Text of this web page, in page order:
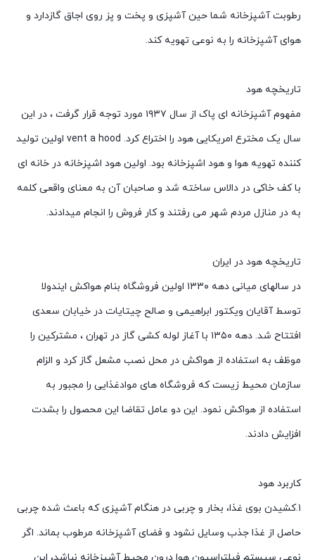
رطوبت آشپزخانه شما حین آشپزی و پخت و پز روی اجاق گازدارد و
هوای آشپزخانه را به نوعی تهویه کند.
تاریخچه هود
مفهوم آشپزخانه ای پاک از سال ۱۹۳۷ مورد توجه قرار گرفت ، در این
سال یک مخترع امریکایی هود را اختراع کرد. vent a hood اولین تولید
کننده تهویه هوا و هود اشپزخانه بود. اولین هود اشپزخانه در خانه ای
با کف خاکی در دالاس ساخته شد و صاحبان آن به معنای واقعی کلمه
به در منازل مردم شهر می رفتند و کار فروش را انجام میدادند.
تاریخچه هود در ایران
در سالهای میانی دهه ۱۳۳۰ اولین فروشگاه بنام هواکش ایندولا
توسط آقایان ویکتور ابراهیمی و صالح چیتایات در خیابان سعدی
افتتاح شد. دهه ۱۳۵۰ با آغاز لوله کشی گاز در تهران ، مشترکین را
موظف به استفاده از هواکش در محل نصب مشعل گاز کرد و الزام
سازمان محیط زیست که فروشگاه های موادغذایی را مجبور به
استفاده از هواکش نمود. این دو عامل تقاضا این محصول را بشدت
افزایش دادند.
کاربرد هود
۱.کشیدن بوی غذا، بخار و چربی در هنگام آشپزی که باعث شده چربی
حاصل از غذا جذب وسایل نشود و فضای آشپزخانه مرطوب بماند. اگر